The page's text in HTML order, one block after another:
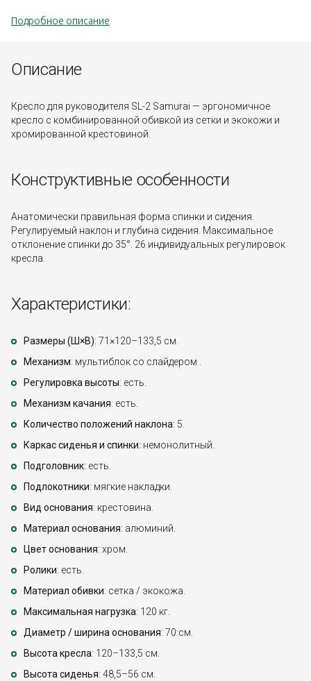
Подробное описание
Описание
Кресло для руководителя SL-2 Samurai — эргономичное
кресло с комбинированной обивкой из сетки и экокожи и
хромированной крестовиной.
Конструктивные особенности
Анатомически правильная форма спинки и сидения.
Регулируемый наклон и глубина сидения. Максимальное
отклонение спинки до 35°. 26 индивидуальных регулировок
кресла.
Характеристики:
Размеры (Ш×В): 71×120–133,5 см.
Механизм: мультиблок со слайдером .
Регулировка высоты: есть.
Механизм качания: есть.
Количество положений наклона: 5.
Каркас сиденья и спинки: немонолитный.
Подголовник: есть.
Подлокотники: мягкие накладки.
Вид основания: крестовина.
Материал основания: алюминий.
Цвет основания: хром.
Ролики: есть.
Материал обивки: сетка / экокожа.
Максимальная нагрузка: 120 кг.
Диаметр / ширина основания: 70 см.
Высота кресла: 120–133,5 см.
Высота сиденья: 48,5–56 см.